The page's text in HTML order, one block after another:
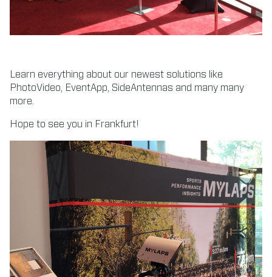
Learn everything about our newest solutions like
PhotoVideo, EventApp, SideAntennas and many many
more.
Hope to see you in Frankfurt!